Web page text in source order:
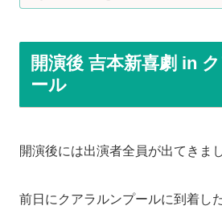
開演後 吉本新喜劇 in
ール
開演後には出演者全員が出てきまし
前日にクアラルンプールに到着し